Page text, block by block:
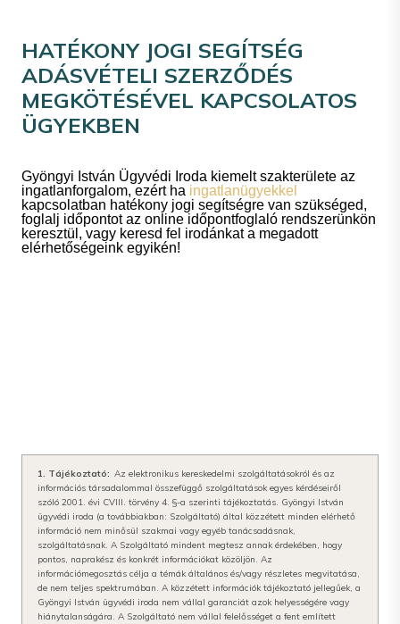
HATÉKONY JOGI SEGÍTSÉG
ADÁSVÉTELI SZERZŐDÉS
MEGKÖTÉSÉVEL KAPCSOLATOS
ÜGYEKBEN
Gyöngyi István Ügyvédi Iroda kiemelt szakterülete az
ingatlanforgalom, ezért ha ingatlanügyekkel
kapcsolatban hatékony jogi segítségre van szükséged,
foglalj időpontot az online időpontfoglaló rendszerünkön
keresztül, vagy keresd fel irodánkat a megadott
elérhetőségeink egyikén!
1. Tájékoztató: Az elektronikus kereskedelmi szolgáltatásokról és az
információs társadalommal összefüggő szolgáltatások egyes kérdéseiről
szóló 2001. évi CVIII. törvény 4. §-a szerinti tájékoztatás. Gyöngyi István
ügyvédi iroda (a továbbiakban: Szolgáltató) által közzétett minden elérhető
információ nem minősül szakmai vagy egyéb tanácsadásnak,
szolgáltatásnak. A Szolgáltató mindent megtesz annak érdekében, hogy
pontos, naprakész és konkrét információkat közöljön. Az
információmegosztás célja a témák általános és/vagy részletes megvitatása,
de nem teljes spektrumában. A közzétett információk tájékoztató jellegűek, a
Gyöngyi István ügyvédi iroda nem vállal garanciát azok helyességére vagy
hiánytalanságára. A Szolgáltató nem vállal felelősséget a fent említett